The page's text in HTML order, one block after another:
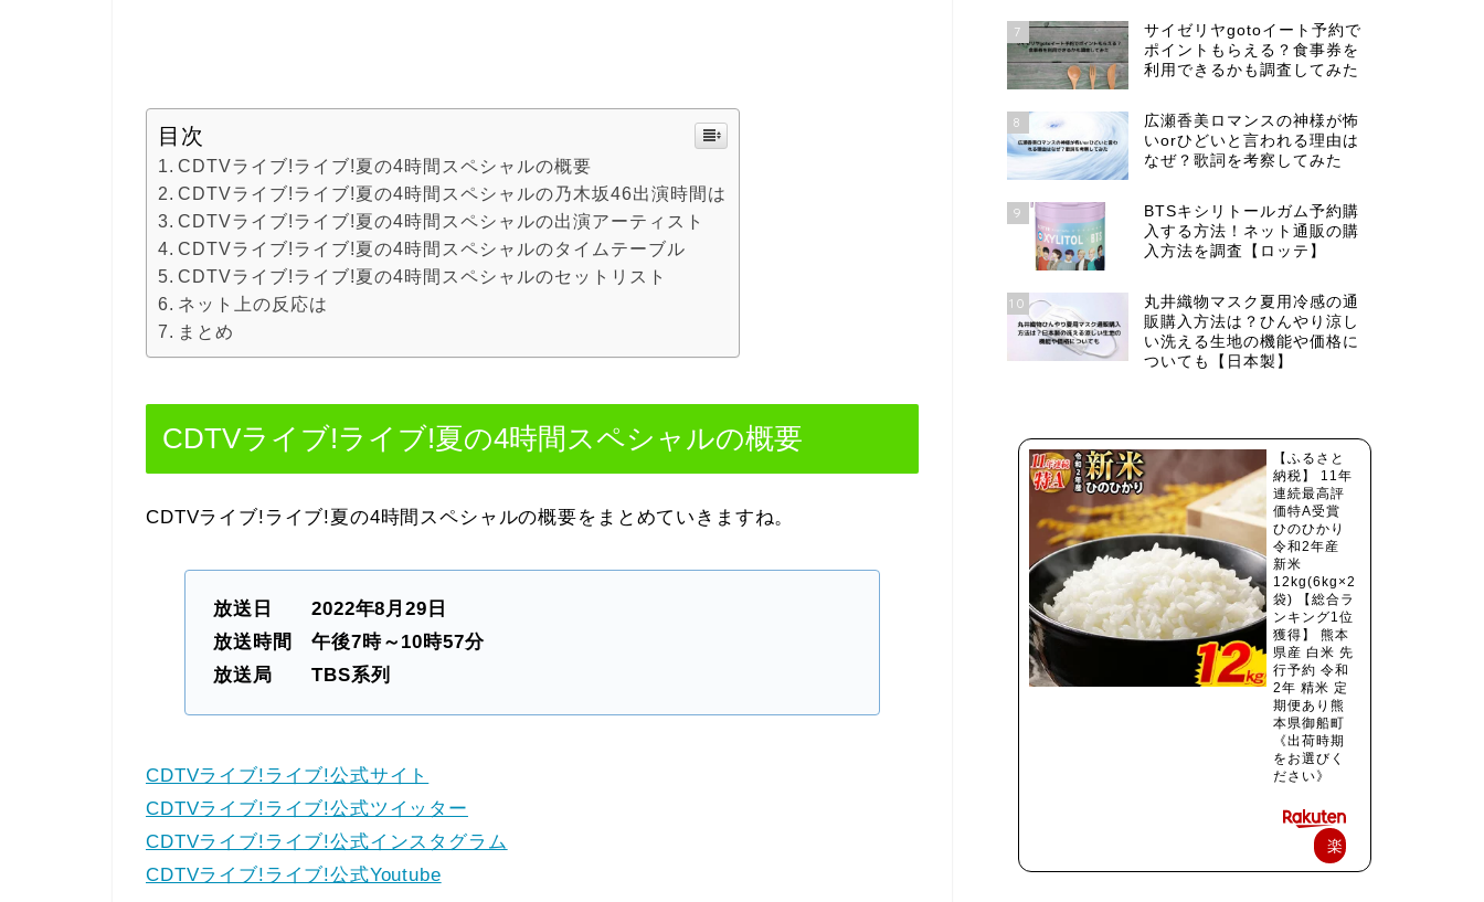
目次
CDTVライブ!ライブ!夏の4時間スペシャルの概要
CDTVライブ!ライブ!夏の4時間スペシャルの乃木坂46出演時間は
CDTVライブ!ライブ!夏の4時間スペシャルの出演アーティスト
CDTVライブ!ライブ!夏の4時間スペシャルのタイムテーブル
CDTVライブ!ライブ!夏の4時間スペシャルのセットリスト
ネット上の反応は
まとめ
CDTVライブ!ライブ!夏の4時間スペシャルの概要
CDTVライブ!ライブ!夏の4時間スペシャルの概要をまとめていきますね。
放送日 2022年8月29日
放送時間 午後7時～10時57分
放送局 TBS系列
CDTVライブ!ライブ!公式サイト
CDTVライブ!ライブ!公式ツイッター
CDTVライブ!ライブ!公式インスタグラム
CDTVライブ!ライブ!公式Youtube
7
サイゼリヤgotoイート予約で
ポイントもらえる？食事券を
利用できるかも調査してみた
8
広瀬香美ロマンスの神様が怖
いorひどいと言われる理由は
なぜ？歌詞を考察してみた
9
BTSキシリトールガム予約購
入する方法！ネット通販の購
入方法を調査【ロッテ】
10
丸井織物マスク夏用冷感の通
販購入方法は？ひんやり涼し
い洗える生地の機能や価格に
ついても【日本製】
【ふるさと
納税】 11年
連続最高評
価特A受賞
ひのひかり
令和2年産
新米
12kg(6kg×2
袋) 【総合ラ
ンキング1位
獲得】 熊本
県産 白米 先
行予約 令和
2年 精米 定
期便あり熊
本県御船町
《出荷時期
をお選びく
ださい》
楽